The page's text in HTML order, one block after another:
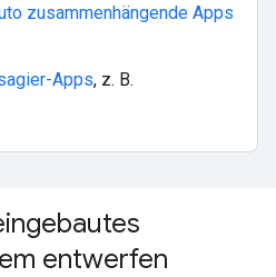
zusammenhängende Apps
Apps, z. B.
entwerfen